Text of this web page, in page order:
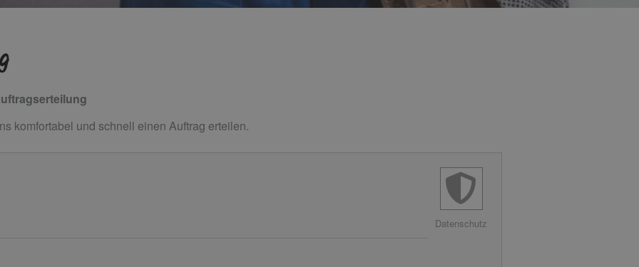
komfortabel und schnell einen Auftrag erteilen.
Datenschutz